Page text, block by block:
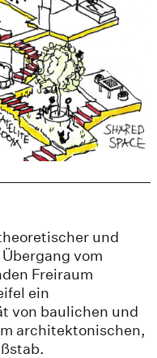
und
vom
Freiraum
ein
von baulichen und
architektonischen,